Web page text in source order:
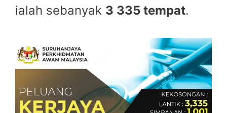
ialah sebanyak 3 335 tempat.